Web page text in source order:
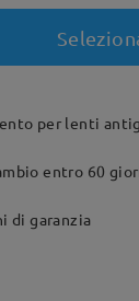
per lenti
entro 60
di garanzia